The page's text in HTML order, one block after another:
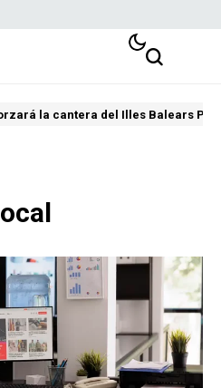
la cantera del Illes Balears